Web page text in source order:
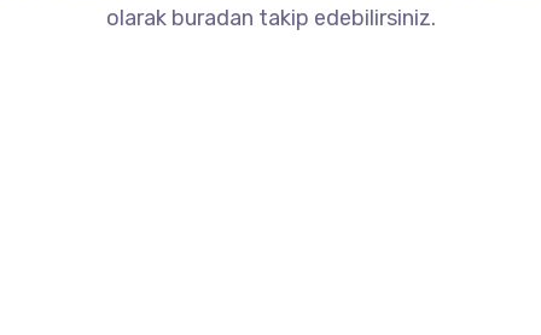
olarak buradan takip edebilirsiniz.